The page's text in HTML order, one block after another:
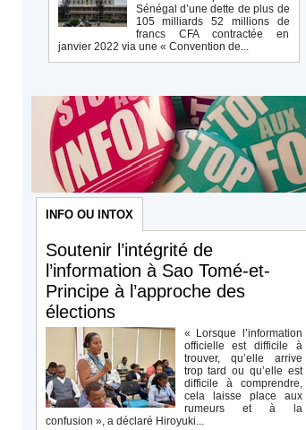
Sénégal d’une dette de plus de
105 milliards 52 millions de
francs CFA contractée en
janvier 2022 via une « Convention de...
INFO OU INTOX
Soutenir l’intégrité de
l’information à Sao Tomé-et-
Principe à l’approche des
élections
« Lorsque l’information
officielle est difficile à
trouver, qu’elle arrive
trop tard ou qu’elle est
difficile à comprendre,
cela laisse place aux
rumeurs et à la
confusion », a déclaré Hiroyuki...